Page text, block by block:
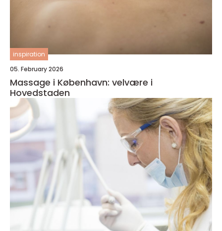
inspiration
05. February 2026
Massage i København: velvære i
Hovedstaden